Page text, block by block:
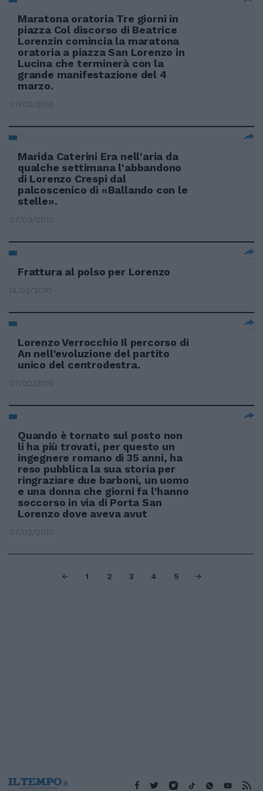
Maratona oratoria Tre giorni in
piazza Col discorso di Beatrice
Lorenzin comincia la maratona
oratoria a piazza San Lorenzo in
Lucina che terminerà con la
grande manifestazione del 4
marzo.
07/03/2010
Marida Caterini Era nell'aria da
qualche settimana l'abbandono
di Lorenzo Crespi dal
palcoscenico di «Ballando con le
stelle».
07/03/2010
Frattura al polso per Lorenzo
14/02/2010
Lorenzo Verrocchio Il percorso di
An nell'evoluzione del partito
unico del centrodestra.
07/02/2010
Quando è tornato sul posto non
li ha più trovati, per questo un
ingegnere romano di 35 anni, ha
reso pubblica la sua storia per
ringraziare due barboni, un uomo
e una donna che giorni fa l'hanno
soccorso in via di Porta San
Lorenzo dove aveva avut
07/02/2010
1 2 3 4 5